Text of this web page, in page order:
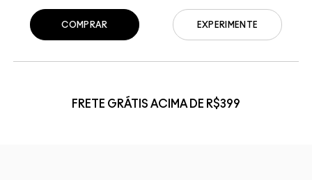
EXPERIMENTE
COMPRAR
FRETE GRÁTIS ACIMA DE R$399